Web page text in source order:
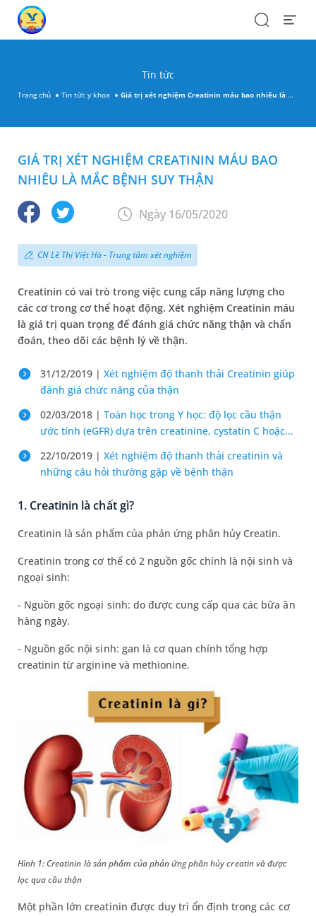
SearchOpen
Tin tức
Trang chủ Tin tức y khoa Giá trị xét nghiệm Creatinin máu bao nhiêu là mắc bệnh suy thận
GIÁ TRỊ XÉT NGHIỆM CREATININ MÁU BAO
NHIÊU LÀ MẮC BỆNH SUY THẬN
Ngày 16/05/2020
CN Lê Thị Việt Hà - Trung tâm xét nghiệm
Creatinin có vai trò trong việc cung cấp năng lượng cho
các cơ trong cơ thể hoạt động. Xét nghiệm Creatinin máu
là giá trị quan trọng để đánh giá chức năng thận và chẩn
đoán, theo dõi các bệnh lý về thận.
31/12/2019 | Xét nghiệm độ thanh thải Creatinin giúp
đánh giá chức năng của thận
02/03/2018 | Toán học trong Y học: độ lọc cầu thận
ước tính (eGFR) dựa trên creatinine, cystatin C hoặc...
22/10/2019 | Xét nghiệm độ thanh thải creatinin và
những câu hỏi thường gặp về bệnh thận
1. Creatinin là chất gì?
Creatinin là sản phẩm của phản ứng phân hủy Creatin.
Creatinin trong cơ thể có 2 nguồn gốc chính là nội sinh và
ngoại sinh:
- Nguồn gốc ngoại sinh: do được cung cấp qua các bữa ăn
hàng ngày.
- Nguồn gốc nội sinh: gan là cơ quan chính tổng hợp
creatinin từ arginine và methionine.
Hình 1: Creatinin là sản phẩm của phản ứng phân hủy creatin và được
lọc qua cầu thận
Một phần lớn creatinin được duy trì ổn định trong các cơ